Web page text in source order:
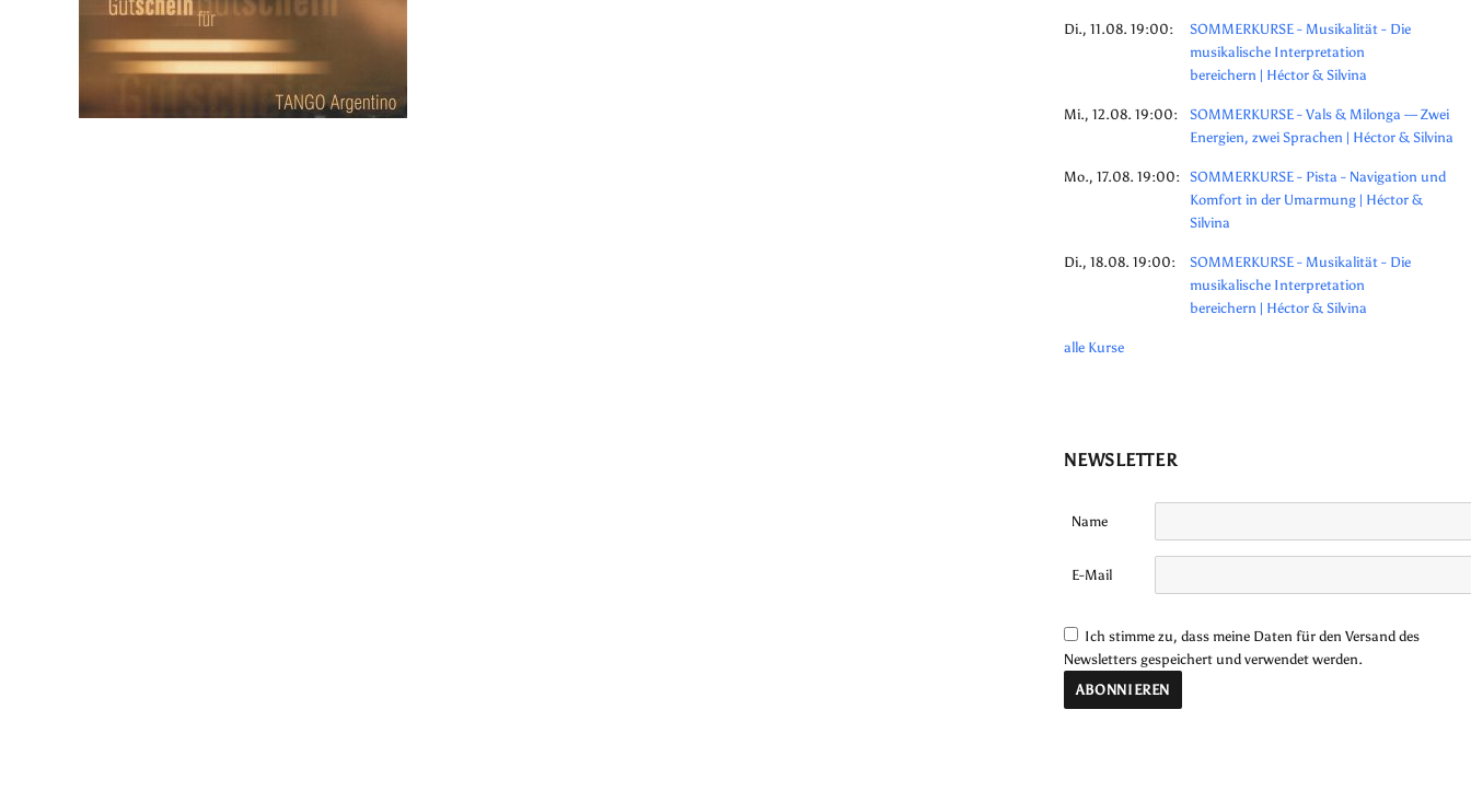
Di., 11.08. 19:00:
SOMMERKURSE - Musikalität - Die
musikalische Interpretation
bereichern | Héctor & Silvina
Mi., 12.08. 19:00:
SOMMERKURSE - Vals & Milonga — Zwei
Energien, zwei Sprachen | Héctor & Silvina
Mo., 17.08. 19:00: SOMMERKURSE - Pista - Navigation und
Komfort in der Umarmung | Héctor &
Silvina
Di., 18.08. 19:00:
SOMMERKURSE - Musikalität - Die
musikalische Interpretation
bereichern | Héctor & Silvina
alle Kurse
NEWSLETTER
Name
E-Mail
Ich stimme zu, dass meine Daten für den Versand des
Newsletters gespeichert und verwendet werden.